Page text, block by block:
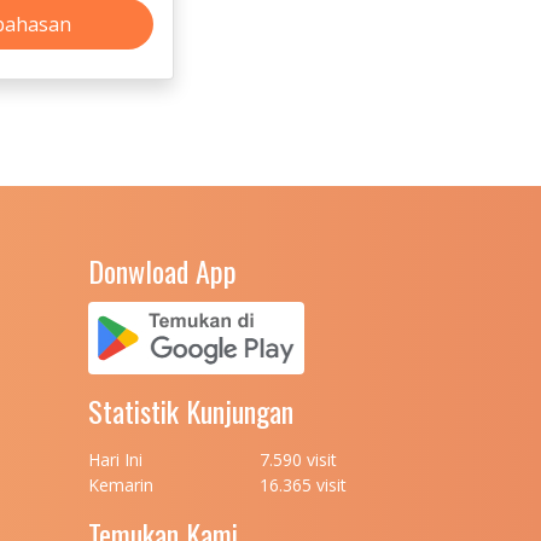
Donwload App
Statistik Kunjungan
Hari Ini
7.590 visit
Kemarin
16.365 visit